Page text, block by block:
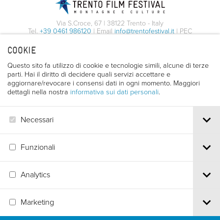
COOKIE
Questo sito fa utilizzo di cookie e tecnologie simili, alcune di terze
parti. Hai il diritto di decidere quali servizi accettare e
aggiornare/revocare i consensi dati in ogni momento. Maggiori
dettagli nella nostra informativa sui dati personali.
Necessari
Funzionali
Analytics
Marketing
AGGIUNGI
MAGGIORI
INFORMAZIONI
Condividi con i tuoi amici
Facebook Twitter Whatsapp Email
AGGIUNGI
INFORMAZIONI
01/05/2026
20:45
Condividi con i tuoi amici
Facebook Twitter Whatsapp Email
AGGIUNGI
MAGGIORI
INFORMAZIONI
Supercinema Vittoria
Via Manci, 54 - Trento
16:45
Condividi con i tuoi amici
Facebook Twitter Whatsapp Email
AGGIUNGI
MAGGIORI
Via S.Croce, 67 | 38122 Trento - Italy
Tel. +39 0461 986120 | Email info@trentofestival.it | PEC